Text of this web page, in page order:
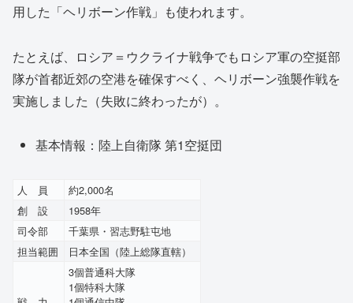
用した「ヘリボーン作戦」も使われます。
たとえば、ロシア＝ウクライナ戦争でもロシア軍の空挺部
隊が首都近郊の空港を確保すべく、ヘリボーン強襲作戦を
実施しました（失敗に終わったが）。
基本情報：陸上自衛隊 第1空挺団
人 員
約2,000名
創 設
1958年
司令部
千葉県・習志野駐屯地
担当範囲
日本全国（陸上総隊直轄）
3個普通科大隊
1個特科大隊